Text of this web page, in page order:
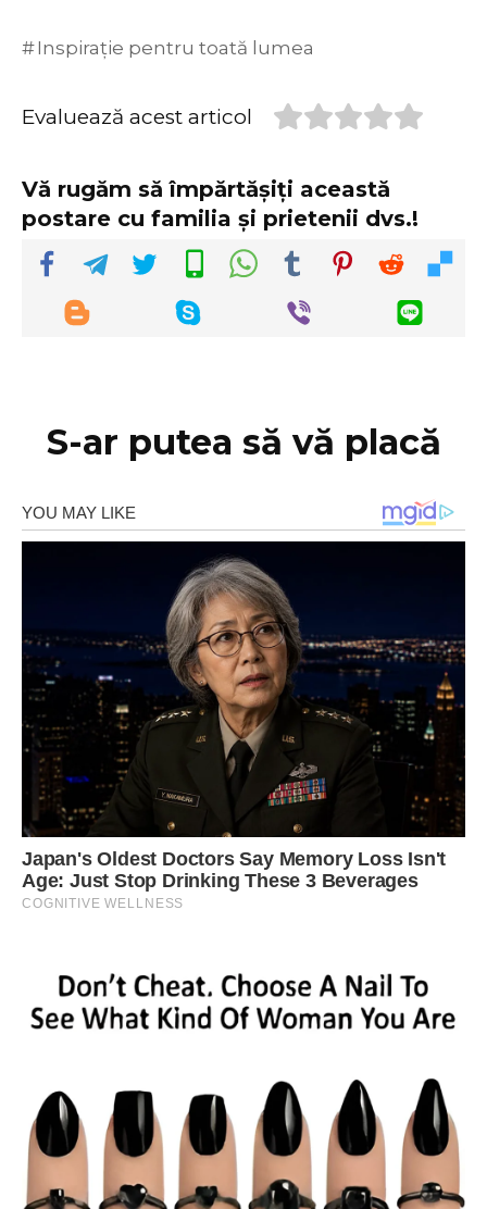
Inspirație pentru toată lumea
Evaluează acest articol
Vă rugăm să împărtășiți această
postare cu familia și prietenii dvs.!
S-ar putea să vă placă